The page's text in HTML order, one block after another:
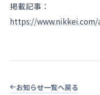
掲載記事：
https://www.nikkei.com/
お知らせ一覧へ戻る